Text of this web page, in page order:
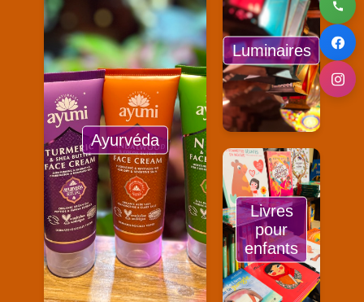
Ayurvéda
Luminaires
Livres
pour
enfants